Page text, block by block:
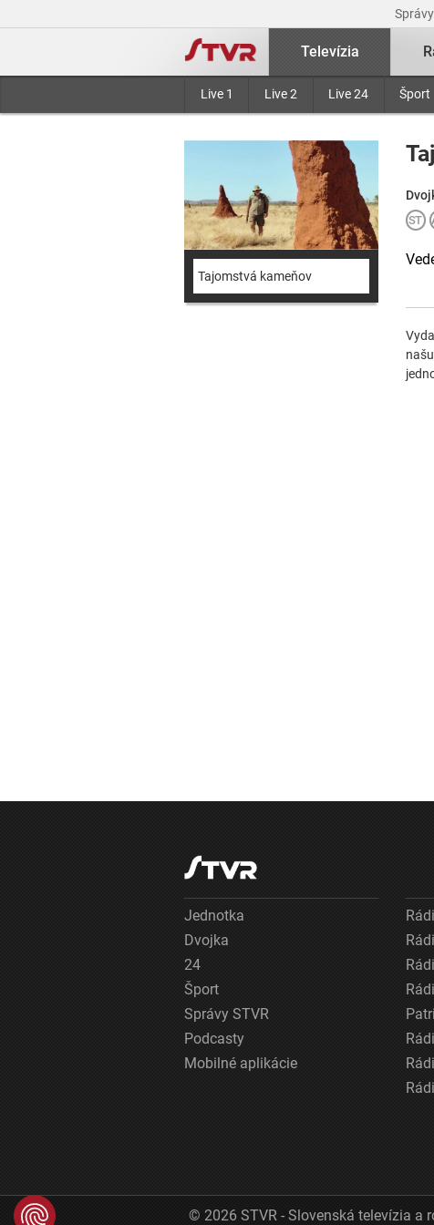
Televízia
Live 1 Live 2 Live 24 Šport
Tajomstvá kameňov
Jednotka
Dvojka
24
Šport
Správy STVR
Podcasty
Mobilné aplikácie
© 2026 STVR - Slovenská televízia a